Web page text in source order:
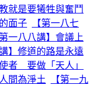
就是要犧牲與奮鬥
面子
【第一八七
第一八八講】會議上
】修道的路是永遠
者 要做「天人」
間為淨土
【第一九